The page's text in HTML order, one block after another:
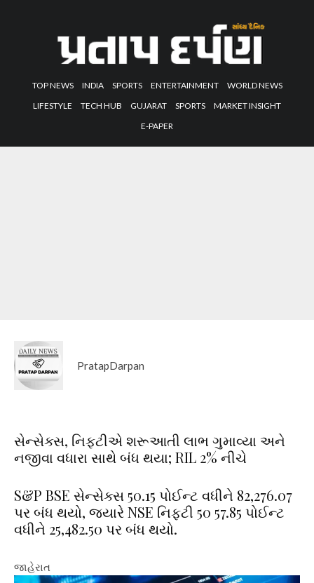
TOP NEWS INDIA SPORTS ENTERTAINMENT
WORLD NEWS
LIFESTYLE
TECH HUB GUJARAT SPORTS
MARKET INSIGHT
E-PAPER
PratapDarpan
સેન્સેક્સ, નિફ્ટીએ શરૂઆતી લાભ ગુમાવ્યા અને
નજીવા વધારા સાથે બંધ થયા; RIL 2% નીચે
S&P BSE સેન્સેક્સ 50.15 પોઈન્ટ વધીને 82,276.07
પર બંધ થયો, જ્યારે NSE નિફ્ટી 50 57.85 પોઈન્ટ
વધીને 25,482.50 પર બંધ થયો.
જાહેરાત